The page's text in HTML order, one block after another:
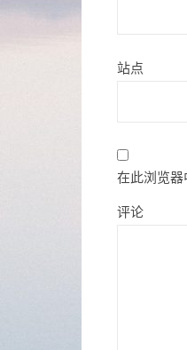
站点
在此浏览
评论